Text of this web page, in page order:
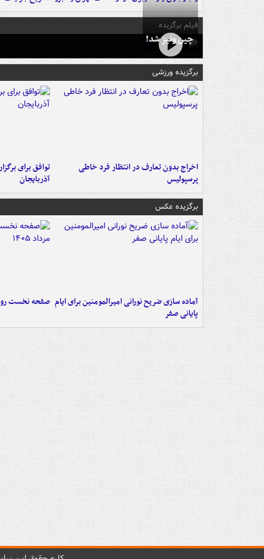
فیلم برگزیده
چین ونیز شد!
برگزیده ورزشی
اخراج بدون تعارف در انتظار فرد خاطی
پرسپولیس
توافق برای
آذربایجان
برگزیده عکس
آماده سازی ضریح نورانی امیرالمومنین برای ایام
پایانی صفر
صفحه نخست